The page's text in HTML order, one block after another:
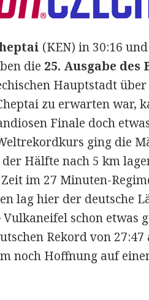
(KEN) in 30:16 und
die 25. Ausgabe
Hauptstadt über
zu erwarten war,
Finale doch
ging die
Hälfte nach 5 km
im 27 Minuten-
lag hier der deutsche
Vulkaneifel schon etwas
Rekord von 27:47
noch Hoffnung auf